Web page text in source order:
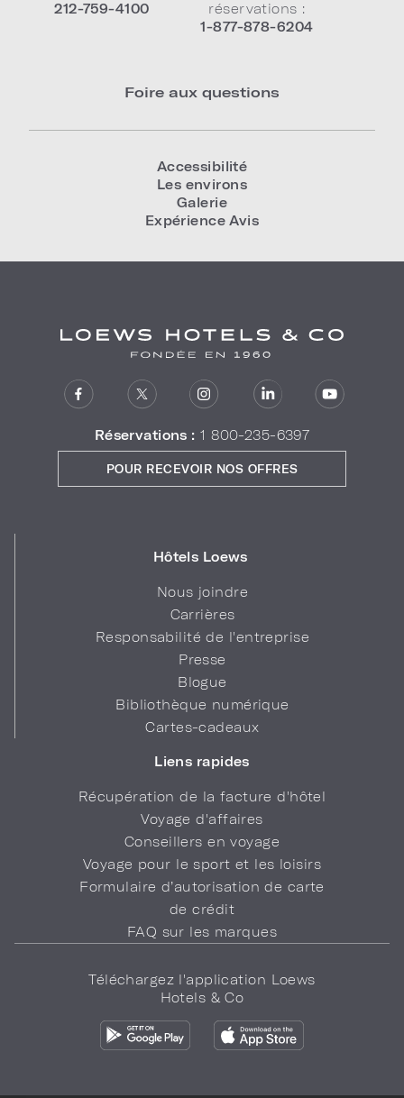
212-759-4100
réservations :
1-877-878-6204
Foire aux questions
Accessibilité
Les environs
Galerie
Expérience Avis
Réservations : 1 800-235-6397
Hôtels Loews
Nous joindre
Carrières
Responsabilité de l'entreprise
Presse
Blogue
Bibliothèque numérique
Cartes-cadeaux
Liens rapides
Récupération de la facture d'hôtel
Voyage d'affaires
Conseillers en voyage
Voyage pour le sport et les loisirs
Formulaire d’autorisation de carte
de crédit
FAQ sur les marques
POUR RECEVOIR NOS OFFRES
Téléchargez l'application Loews
Hotels & Co